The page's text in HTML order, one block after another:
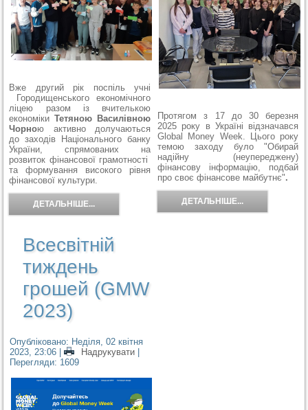
Вже другий рік поспіль учні
Городищенського економічного
ліцею разом із вчителькою
економікиТетяною Василівною
Чорною активно долучаються
до заходів Національного банку
України, спрямованих на
розвиток фінансової грамотності
та формування високого рівня
фінансової культури.
ДЕТАЛЬНІШЕ...
Протягом з 17 до 30 березня
2025 року в Україні відзначався
Global Money Week. Цього року
темою заходу було "Обирай
надійну (неупереджену)
фінансову інформацію, подбай
про своє фінансове майбутнє".
ДЕТАЛЬНІШЕ...
Всесвітній
тиждень
грошей (GMW
2023)
Опубліковано: Неділя, 02 квітня
2023, 23:06 | Надрукувати
Перегляди: 1609